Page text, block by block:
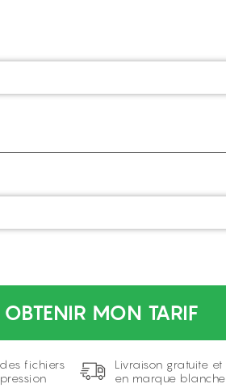
OBTENIR MON TARIF
fichiers
Livraison gratuite et
en marque blanche